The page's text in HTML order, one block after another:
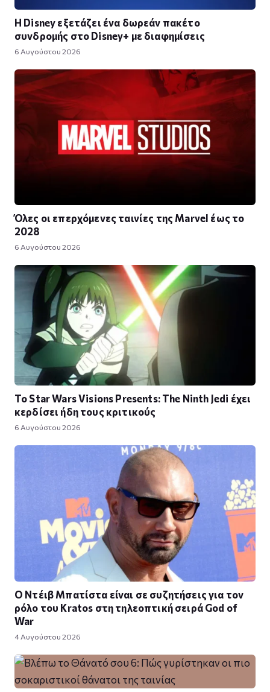
Η Disney εξετάζει ένα δωρεάν πακέτο
συνδρομής στο Disney+ με διαφημίσεις
6 Αυγούστου 2026
Όλες οι επερχόμενες ταινίες της Marvel έως το
2028
6 Αυγούστου 2026
Το Star Wars Visions Presents: The Ninth Jedi έχει
κερδίσει ήδη τους κριτικούς
6 Αυγούστου 2026
Ο Ντέιβ Μπατίστα είναι σε συζητήσεις για τον
ρόλο του Kratos στη τηλεοπτική σειρά God of
War
4 Αυγούστου 2026